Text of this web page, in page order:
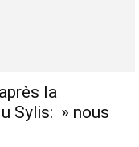
la
Sylis: » nous